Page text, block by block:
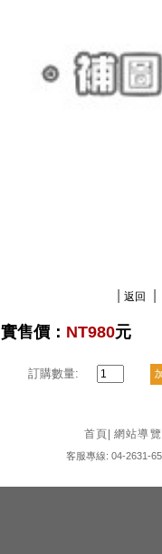
返回
實售價： NT980元
訂購數量:
首頁 網站導覽
客服專線: 04-2631-